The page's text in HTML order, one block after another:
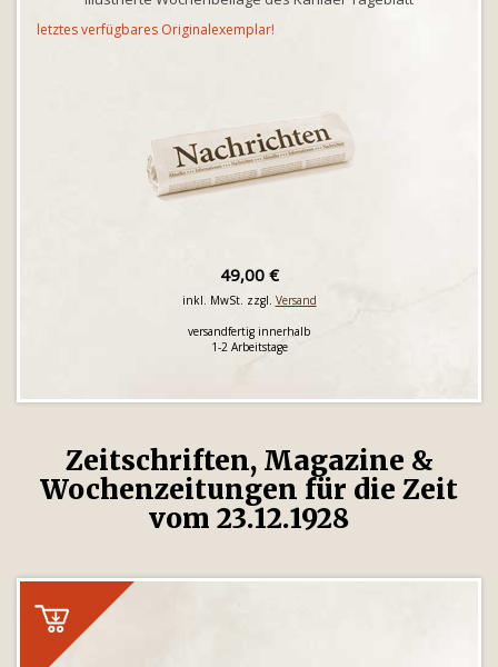
letztes verfügbares Originalexemplar!
49,00 €
inkl. MwSt. zzgl. Versand
versandfertig innerhalb
1-2 Arbeitstage
Zeitschriften, Magazine &
Wochenzeitungen für die Zeit
vom 23.12.1928